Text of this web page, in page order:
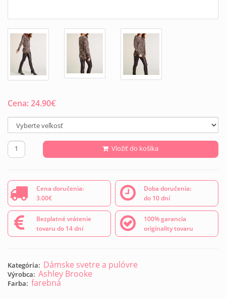
Cena:24.90€
Vložiť do košíka
Cena doručenia:
3.00€
Doba doručenia:
do 10 dní
Bezplatné vrátenie
tovaru do 14 dní
100% garancia
originality tovaru
Kategória: Dámske svetre a pulóvre
Výrobca: Ashley Brooke
Farba: farebná